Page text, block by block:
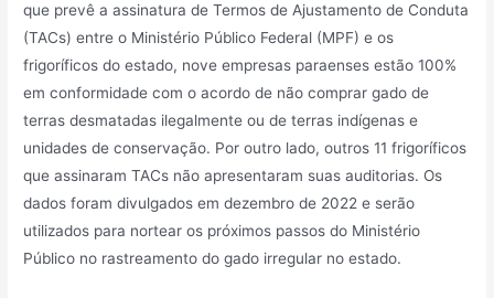
que prevê a assinatura de Termos de Ajustamento de Conduta
(TACs) entre o Ministério Público Federal (MPF) e os
frigoríficos do estado, nove empresas paraenses estão 100%
em conformidade com o acordo de não comprar gado de
terras desmatadas ilegalmente ou de terras indígenas e
unidades de conservação. Por outro lado, outros 11 frigoríficos
que assinaram TACs não apresentaram suas auditorias. Os
dados foram divulgados em dezembro de 2022 e serão
utilizados para nortear os próximos passos do Ministério
Público no rastreamento do gado irregular no estado.